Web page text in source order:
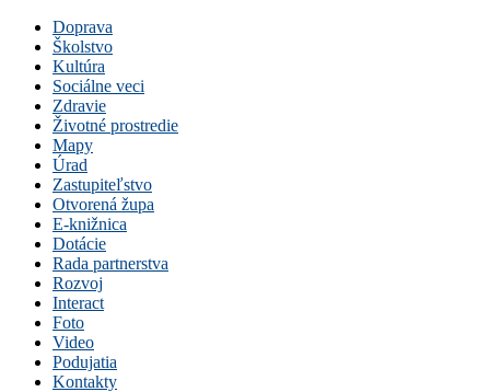
Doprava
Školstvo
Kultúra
Sociálne veci
Zdravie
Životné prostredie
Mapy
Úrad
Zastupiteľstvo
Otvorená župa
E-knižnica
Dotácie
Rada partnerstva
Rozvoj
Interact
Foto
Video
Podujatia
Kontakty